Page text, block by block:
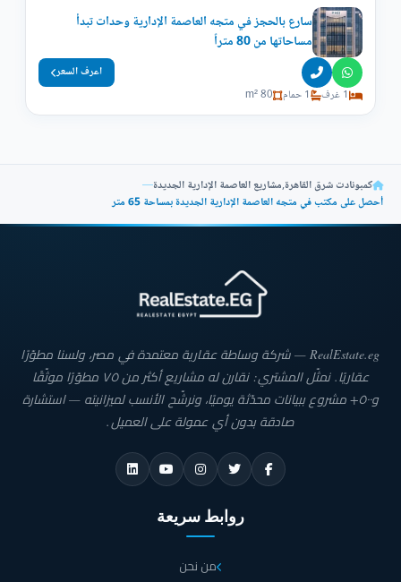
سارع بالحجز في متجه العاصمة الإدارية وحدات تبدأ
مساحاتها من 80 متراً
1 غرف 1 حمام 80 m²
اعرف السعر
كمبونادت شرق القاهرة,مشاريع العاصمة الإدارية الجديدة—
أحصل على مكتب في متجه العاصمة الإدارية الجديدة بمساحة 65 متر
RealEstate.eg — شركة وساطة عقارية معتمدة في مصر، ولسنا مطوّرًا
عقاريًا. نمثّل المشتري: نقارن له مشاريع أكثر من ٧٥ مطوّرًا موثّقًا
و٥٠٠+ مشروع ببيانات محدّثة يوميًا، ونرشّح الأنسب لميزانيته — استشارة
صادقة بدون أي عمولة على العميل.
روابط سريعة
من نحن